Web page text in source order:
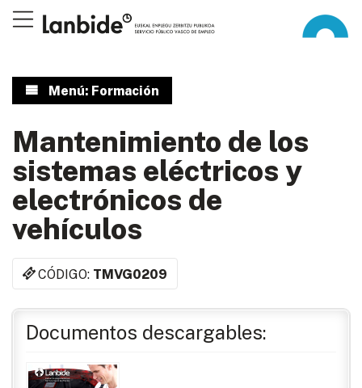
Menú: Formación
Mantenimiento de los
sistemas eléctricos y
electrónicos de
vehículos
CÓDIGO: TMVG0209
Documentos descargables: